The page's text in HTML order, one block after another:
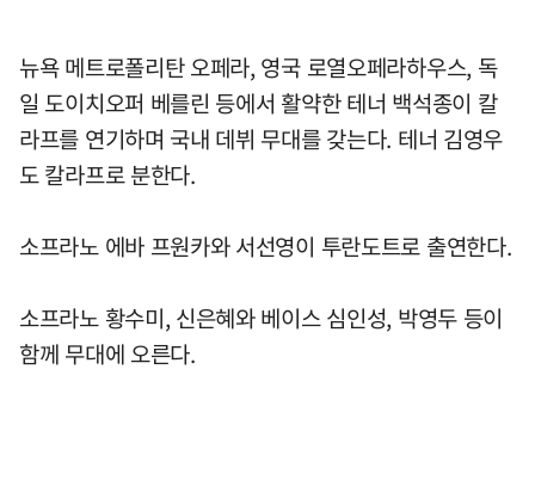
뉴욕 메트로폴리탄 오페라, 영국 로열오페라하우스, 독
일 도이치오퍼 베를린 등에서 활약한 테너 백석종이 칼
라프를 연기하며 국내 데뷔 무대를 갖는다. 테너 김영우
도 칼라프로 분한다.
소프라노 에바 프원카와 서선영이 투란도트로 출연한다.
소프라노 황수미, 신은혜와 베이스 심인성, 박영두 등이
함께 무대에 오른다.